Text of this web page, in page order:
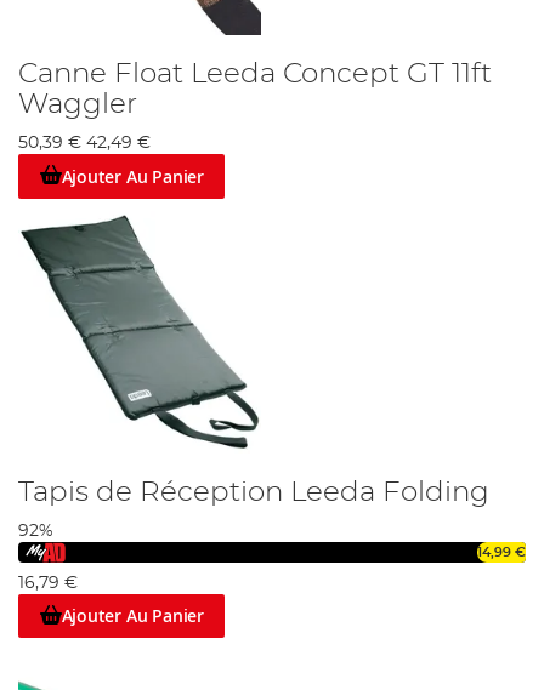
Canne Float Leeda Concept GT 11ft
Waggler
50,39 € 42,49 €
Ajouter Au Panier
Tapis de Réception Leeda Folding
92%
14,99 €
16,79 €
Ajouter Au Panier